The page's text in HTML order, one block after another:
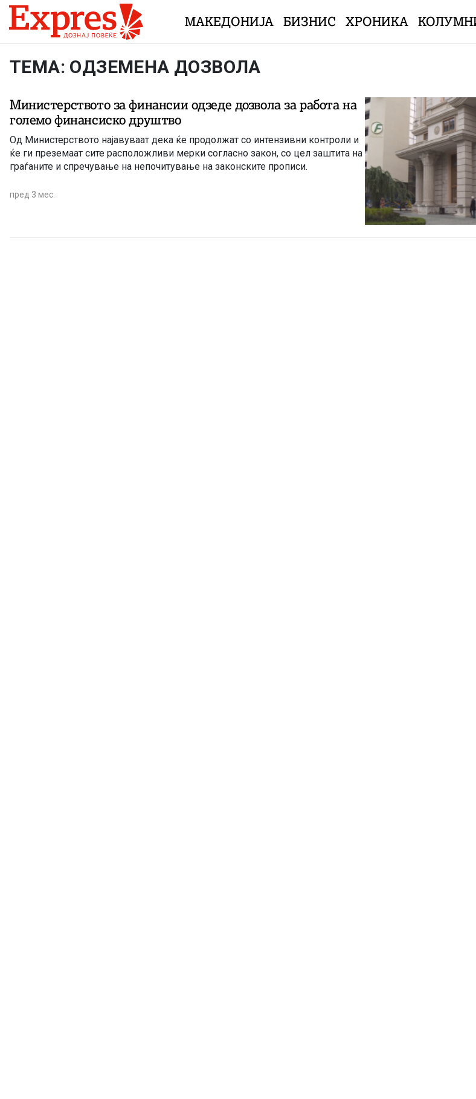
Skip to content
МАКЕДОНИЈА БИЗНИС ХРОНИКА
ТЕМА: ОДЗЕМЕНА ДОЗВОЛА
Министерството за финансии одзеде дозвола за работа на
големо финансиско друштво
Од Министерството најавуваат дека ќе продолжат со интензивни контроли и
ќе ги преземаат сите расположливи мерки согласно закон, со цел заштита на
граѓаните и спречување на непочитување на законските прописи.
пред 3 мес.